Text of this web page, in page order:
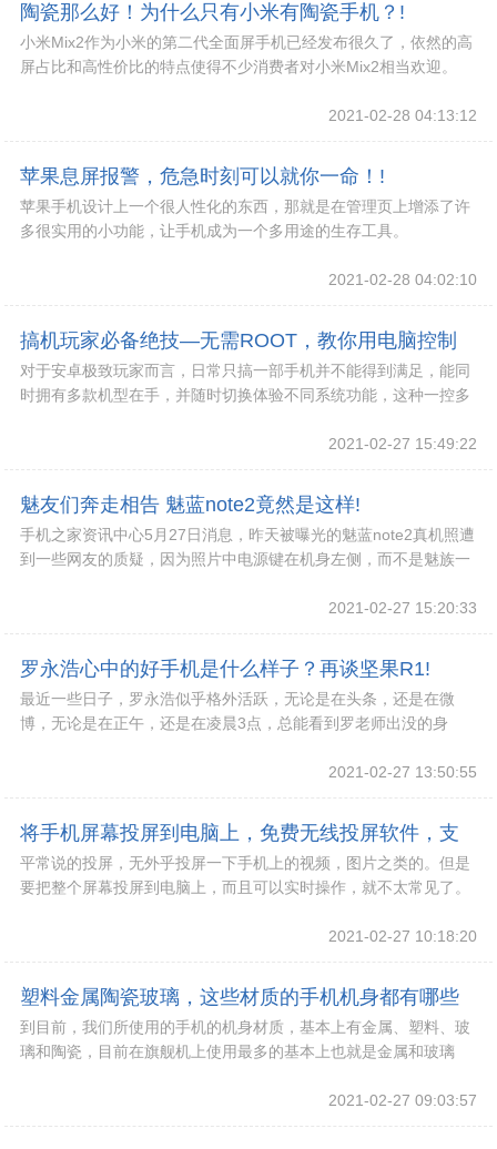
陶瓷那么好！为什么只有小米有陶瓷手机？!
小米Mix2作为小米的第二代全面屏手机已经发布很久了，依然的高
屏占比和高性价比的特点使得不少消费者对小米Mix2相当欢迎。
2021-02-28 04:13:12
苹果息屏报警，危急时刻可以就你一命！!
苹果手机设计上一个很人性化的东西，那就是在管理页上增添了许
多很实用的小功能，让手机成为一个多用途的生存工具。
2021-02-28 04:02:10
搞机玩家必备绝技—无需ROOT，教你用电脑控制
多部手机!
对于安卓极致玩家而言，日常只搞一部手机并不能得到满足，能同
时拥有多款机型在手，并随时切换体验不同系统功能，这种一控多
2021-02-27 15:49:22
魅友们奔走相告 魅蓝note2竟然是这样!
手机之家资讯中心5月27日消息，昨天被曝光的魅蓝note2真机照遭
到一些网友的质疑，因为照片中电源键在机身左侧，而不是魅族一
2021-02-27 15:20:33
罗永浩心中的好手机是什么样子？再谈坚果R1!
最近一些日子，罗永浩似乎格外活跃，无论是在头条，还是在微
博，无论是在正午，还是在凌晨3点，总能看到罗老师出没的身
2021-02-27 13:50:55
将手机屏幕投屏到电脑上，免费无线投屏软件，支
持PC、IOS、安卓!
平常说的投屏，无外乎投屏一下手机上的视频，图片之类的。但是
要把整个屏幕投屏到电脑上，而且可以实时操作，就不太常见了。
2021-02-27 10:18:20
塑料金属陶瓷玻璃，这些材质的手机机身都有哪些
优点和不足？!
到目前，我们所使用的手机的机身材质，基本上有金属、塑料、玻
璃和陶瓷，目前在旗舰机上使用最多的基本上也就是金属和玻璃
2021-02-27 09:03:57